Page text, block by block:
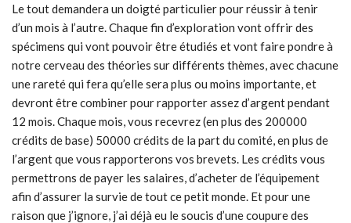
Le tout demandera un doigté particulier pour réussir à tenir
d’un mois à l’autre. Chaque fin d’exploration vont offrir des
spécimens qui vont pouvoir être étudiés et vont faire pondre à
notre cerveau des théories sur différents thèmes, avec chacune
une rareté qui fera qu’elle sera plus ou moins importante, et
devront être combiner pour rapporter assez d’argent pendant
12 mois. Chaque mois, vous recevrez (en plus des 200000
crédits de base) 50000 crédits de la part du comité, en plus de
l’argent que vous rapporterons vos brevets. Les crédits vous
permettrons de payer les salaires, d’acheter de l’équipement
afin d’assurer la survie de tout ce petit monde. Et pour une
raison que j’ignore, j’ai déjà eu le soucis d’une coupure des